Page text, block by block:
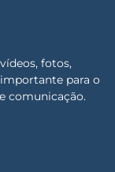
fotos,
para o
comunicação.